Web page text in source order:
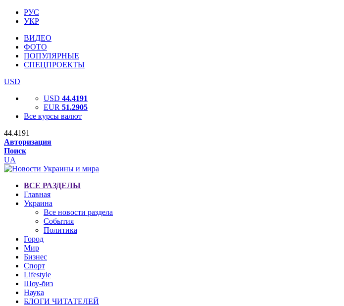
РУС
УКР
ВИДЕО
ФОТО
ПОПУЛЯРНЫЕ
СПЕЦПРОЕКТЫ
USD
USD 44.4191
EUR 51.2905
Все курсы валют
44.4191
Авторизация
Поиск
UA
ВСЕ РАЗДЕЛЫ
Главная
Украина
Все новости раздела
События
Политика
Город
Мир
Бизнес
Спорт
Lifestyle
Шоу-биз
Наука
БЛОГИ ЧИТАТЕЛЕЙ